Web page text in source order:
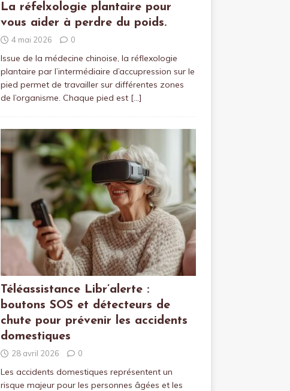
La réfelxologie plantaire pour
vous aider à perdre du poids.
4 mai 2026 0
Issue de la médecine chinoise, la réflexologie
plantaire par l’intermédiaire d’accupression sur le
pied permet de travailler sur différentes zones
de l’organisme. Chaque pied est […]
Téléassistance Libr’alerte :
boutons SOS et détecteurs de
chute pour prévenir les accidents
domestiques
28 avril 2026 0
Les accidents domestiques représentent un
risque majeur pour les personnes âgées et les